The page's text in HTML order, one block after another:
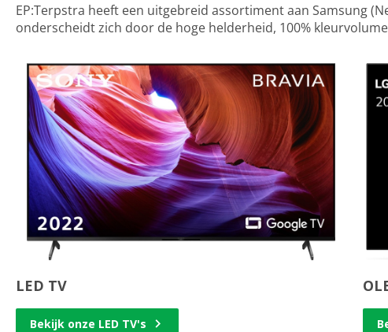
EP:Terpstra heeft een uitgebreid assortiment aan Samsung
onderscheidt zich door de hoge helderheid, 100%
LED TV
Bekijk onze LED TV's